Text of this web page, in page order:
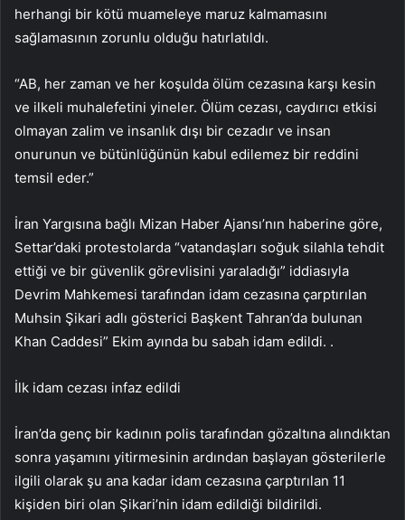
herhangi bir kötü muameleye maruz kalmamasını
sağlamasının zorunlu olduğu hatırlatıldı.
“AB, her zaman ve her koşulda ölüm cezasına karşı kesin
ve ilkeli muhalefetini yineler. Ölüm cezası, caydırıcı etkisi
olmayan zalim ve insanlık dışı bir cezadır ve insan
onurunun ve bütünlüğünün kabul edilemez bir reddini
temsil eder.”
İran Yargısına bağlı Mizan Haber Ajansı’nın haberine göre,
Settar’daki protestolarda “vatandaşları soğuk silahla tehdit
ettiği ve bir güvenlik görevlisini yaraladığı” iddiasıyla
Devrim Mahkemesi tarafından idam cezasına çarptırılan
Muhsin Şikari adlı gösterici Başkent Tahran’da bulunan
Khan Caddesi” Ekim ayında bu sabah idam edildi. .
İlk idam cezası infaz edildi
İran’da genç bir kadının polis tarafından gözaltına alındıktan
sonra yaşamını yitirmesinin ardından başlayan gösterilerle
ilgili olarak şu ana kadar idam cezasına çarptırılan 11
kişiden biri olan Şikari’nin idam edildiği bildirildi.